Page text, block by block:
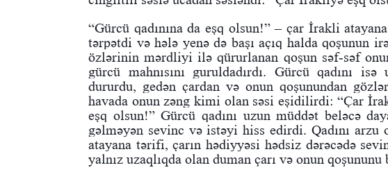
“Gürcü qadınına da eşq olsun!” – çar İrakli
tərpətdi və hələ yenə də başı açıq halda qoşunun
özlərinin mərdliyi ilə qürurlanan qoşun səf-səf
gürcü mahnısını guruldadırdı. Gürcü qadını
dururdu, gedən çardan və onun qoşunundan
havada onun zəng kimi olan səsi eşidilirdi: “Çar
eşq olsun!” Gürcü qadını uzun müddət beləcə
gəlməyən sevinc və istəyi hiss edirdi. Qadını
atayana tərifi, çarın hədiyyəsi hədsiz dərəcədə
yalnız uzaqlıqda olan duman çarı və onun